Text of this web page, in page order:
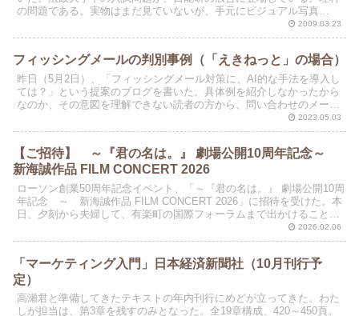
の問題である。実物はまだ見ていないが、手元にビジュアル写真
（JPEG）がある。欲しい方は転送します！。写真を掲載でき...2009.03.23
フィッシングメールの判別事例（「えきねっと」の場合）
昨日（5月2日）、「フィッシングメール対策に、AI的な手法を導入し
ては？」という提案のブログを書いた。具体例を紹介しなかったから
なのか、その意図を理解できない読者の方から、問い合わせのメール
2023.05.03
【ご招待】 ～『君の名は。』 劇場公開10周年記念～
新海誠作品 FILM CONCERT 2026
ローソン創業50周年記念イベント、「～『君の名は。』 劇場公開10周
年記念 ～ 新海誠作品 FILM CONCERT 2026」に招待を受けた。本
日、夕刻から夫婦して、有楽町の国際フォーラムまで出かけることな
2026.02.06
「マーケティング入門」日本経済新聞社（10月刊行予
定）
高瀬君と準備してきたテキストの年内刊行にめどが立ってきた。わた
しが担当は、第3章を残すのみとなった。全19章構成、420～450頁。